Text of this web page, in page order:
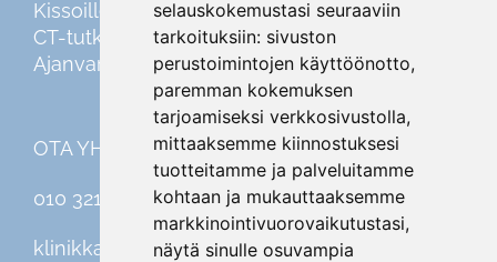
selauskokemustasi seuraaviin
tarkoituksiin: sivuston
perustoimintojen käyttöönotto,
paremman kokemuksen
tarjoamiseksi verkkosivustolla,
mittaaksemme kiinnostuksesi
tuotteitamme ja palveluitamme
kohtaan ja mukauttaaksemme
markkinointivuorovaikutustasi,
näytä sinulle osuvampia
Kissoille
CT-tutkimus
Ajanvaraus
OTA YHTEYTTÄ
010 321 46 00
klinikka@equivet.fi